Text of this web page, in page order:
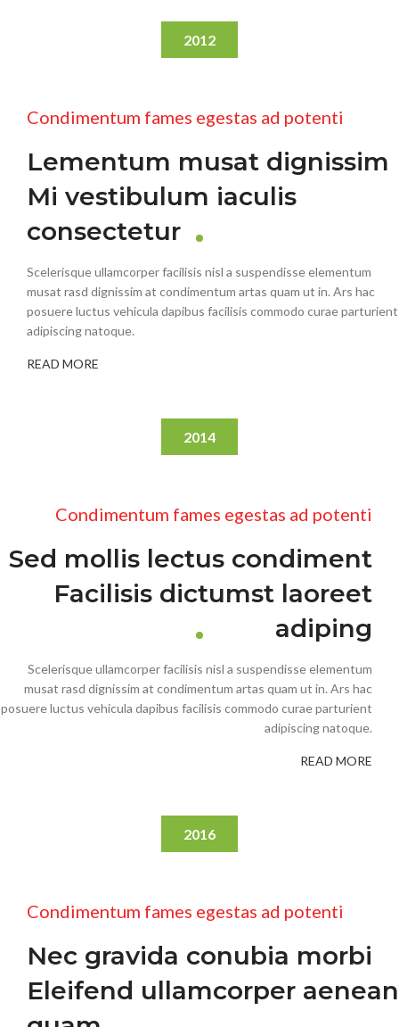
2012
Condimentum fames egestas ad potenti
Lementum musat dignissim
Mi vestibulum iaculis
consectetur
Scelerisque ullamcorper facilisis nisl a suspendisse elementum
musat rasd dignissim at condimentum artas quam ut in. Ars hac
posuere luctus vehicula dapibus facilisis commodo curae parturient
adipiscing natoque.
READ MORE
2014
Condimentum fames egestas ad potenti
Sed mollis lectus condiment
Facilisis dictumst laoreet
adiping
Scelerisque ullamcorper facilisis nisl a suspendisse elementum
musat rasd dignissim at condimentum artas quam ut in. Ars hac
posuere luctus vehicula dapibus facilisis commodo curae parturient
adipiscing natoque.
READ MORE
2016
Condimentum fames egestas ad potenti
Nec gravida conubia morbi
Eleifend ullamcorper aenean